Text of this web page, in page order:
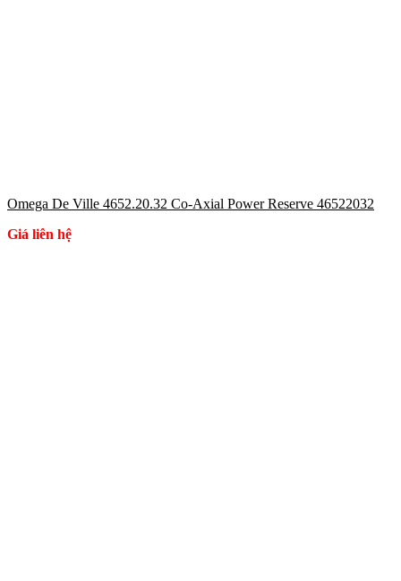
Omega De Ville 4652.20.32 Co-Axial Power Reserve 46522032
Giá liên hệ